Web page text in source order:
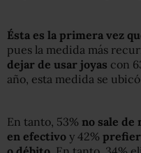
Ésta es la primera vez
pues la medida más
dejar de usar joyas con
año, esta medida se
En tanto, 53% no sale de
en efectivo y 42%